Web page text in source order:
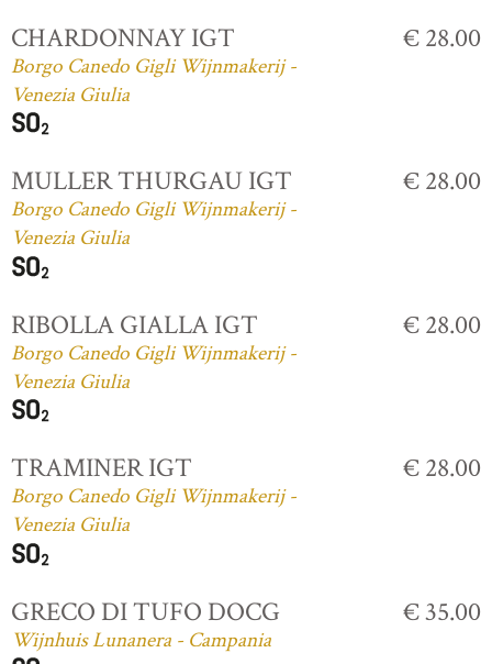
CHARDONNAY IGT
Borgo Canedo Gigli Wijnmakerij -
Venezia Giulia
€ 28.00
MULLER THURGAU IGT
Borgo Canedo Gigli Wijnmakerij -
Venezia Giulia
€ 28.00
RIBOLLA GIALLA IGT
Borgo Canedo Gigli Wijnmakerij -
Venezia Giulia
€ 28.00
TRAMINER IGT
Borgo Canedo Gigli Wijnmakerij -
Venezia Giulia
€ 28.00
GRECO DI TUFO DOCG
Wijnhuis Lunanera - Campania
€ 35.00